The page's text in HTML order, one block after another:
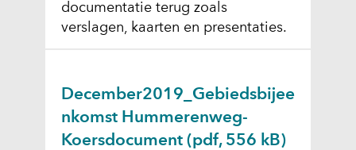
documentatie terug zoals
verslagen, kaarten en presentaties.
December2019_Gebiedsbijee
nkomst Hummerenweg-
Koersdocument(pdf, 556 kB)